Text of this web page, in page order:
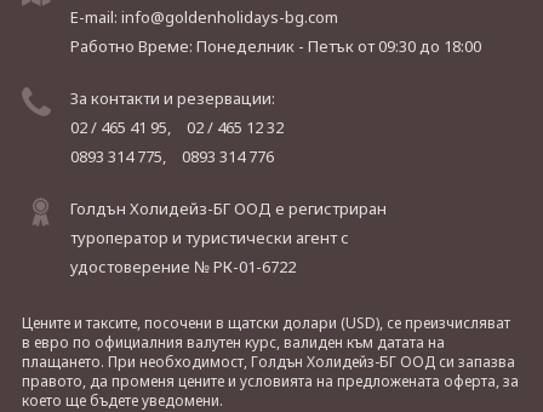
E-mail: info@goldenholidays-bg.com
Работно Време: Понеделник - Петъкот 09:30 до 18:00
За контакти и резервации:
02 / 465 41 95,
02 / 465 12 32
0893 314 775,
0893 314 776
Голдън Холидейз-БГ ООД е регистриран
туроператор и туристически агент с
удостоверение № РК-01-6722
Цените и таксите, посочени в щатски долари (USD), се преизчисляват
в евро по официалния валутен курс, валиден към датата на
плащането. При необходимост, Голдън Холидейз-БГ ООД си запазва
правото, да променя цените и условията на предложената оферта, за
което ще бъдете уведомени.